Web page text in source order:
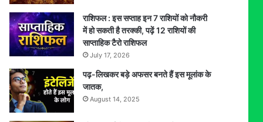
राशिफल : इस सप्ताह इन 7 राशियों को नौकरी
में हो सकती है तरक्की, पढ़ें 12 राशियों की
साप्ताहिक टैरो राशिफल
July 17, 2026
पढ़-लिखकर बड़े अफसर बनते हैं इस मूलांक के
जातक,
August 14, 2025